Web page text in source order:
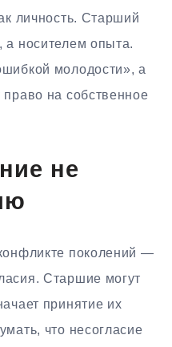
личность. Старший
носителем опыта.
молодости», а
на собственное
не
поколений —
Старшие могут
принятие их
что несогласие